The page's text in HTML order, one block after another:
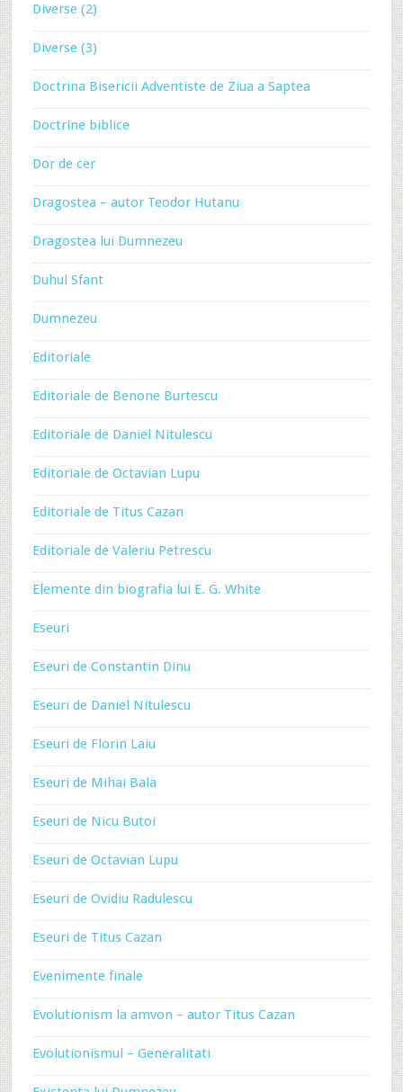
Diverse (2)
Diverse (3)
Doctrina Bisericii Adventiste de Ziua a Saptea
Doctrine biblice
Dor de cer
Dragostea – autor Teodor Hutanu
Dragostea lui Dumnezeu
Duhul Sfant
Dumnezeu
Editoriale
Editoriale de Benone Burtescu
Editoriale de Daniel Nitulescu
Editoriale de Octavian Lupu
Editoriale de Titus Cazan
Editoriale de Valeriu Petrescu
Elemente din biografia lui E. G. White
Eseuri
Eseuri de Constantin Dinu
Eseuri de Daniel Nitulescu
Eseuri de Florin Laiu
Eseuri de Mihai Bala
Eseuri de Nicu Butoi
Eseuri de Octavian Lupu
Eseuri de Ovidiu Radulescu
Eseuri de Titus Cazan
Evenimente finale
Evolutionism la amvon – autor Titus Cazan
Evolutionismul – Generalitati